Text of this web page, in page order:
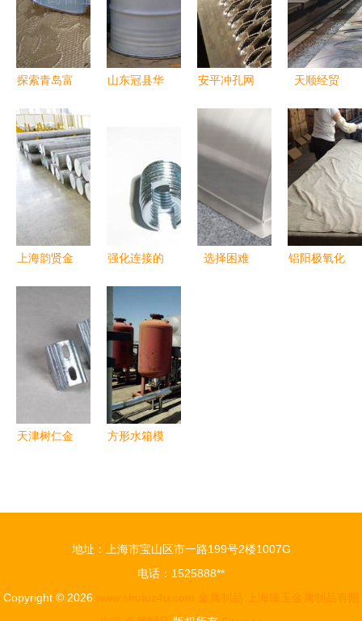
探索青岛富
品厂的匠心
工艺与品牌
影响
山东冠县华
示
安平冲孔网
锈钢幕墙网
高端货架圆
孔网洞洞板
工艺探秘
天顺经贸
品
上海韵贤金
铝棒 量大
从优，质量
与价格的双
强化连接的
嵌件208在
多领域的应
用优势与选
购指南
选择困难
铝阳极氧化
天津树仁金
手探索厨房
遇，共创双
方形水箱模
地址：上海市宝山区市一路199号2楼1007G
电话：1525888**
Copyright © 2026 www.shutuz4u.com 金属制品
上海臻玉金属制品有限